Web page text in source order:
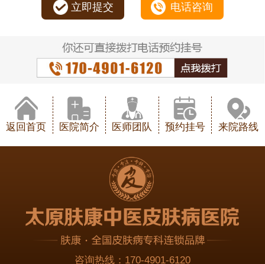
立即提交 电话咨询
返回首页 医院简介 医师团队 预约挂号 来院路线
咨询热线： 170-4901-6120